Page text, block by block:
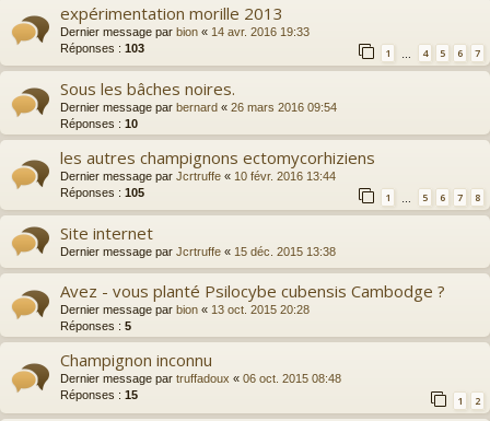
expérimentation morille 2013
Dernier message par bion « 14 avr. 2016 19:33
Réponses : 103 1 … 4 5 6 7
Sous les bâches noires.
Dernier message par bernard « 26 mars 2016 09:54
Réponses : 10
les autres champignons ectomycorhiziens
Dernier message par Jcrtruffe « 10 févr. 2016 13:44
Réponses : 105 1 … 5 6 7 8
Site internet
Dernier message par Jcrtruffe « 15 déc. 2015 13:38
Avez - vous planté Psilocybe cubensis Cambodge ?
Dernier message par bion « 13 oct. 2015 20:28
Réponses : 5
Champignon inconnu
Dernier message par truffadoux « 06 oct. 2015 08:48
Réponses : 15 1 2